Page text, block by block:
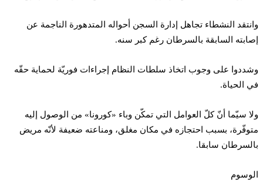
وانتقد النشطاء تجاهل إدارة السجن أحواله المتدهورة الناجمة عن
إصابته السابقة بالسرطان رغم كبر سنه.
وشددوا على وجوب اتخاذ سلطات النظام إجراءات فوريّة لحماية حقّه
في الحياة.
ولا سيّما أنّ كلّ العوامل التي تمكّن وباء «كورونا» من الوصول إليه
متوفّرة، بسبب احتجازه في مكان مغلق، ومناعته ضعيفة لأنّه مريض
بالسرطان سابقا.
الوسوم